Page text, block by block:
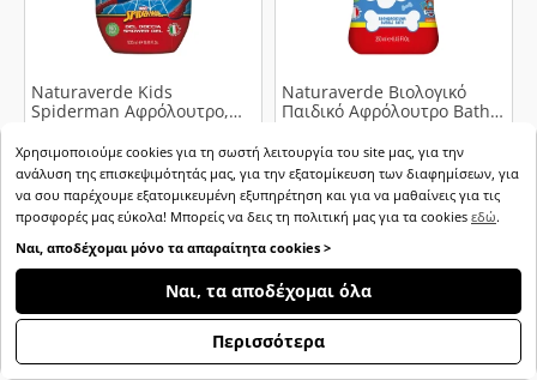
Naturaverde Kids
Spiderman Αφρόλουτρο,
9.20€
ΑΓΟΡΑ
Naturaverde Βιολογικό
Παιδικό Αφρόλουτρο Bath
Αφρού, 250ml5.92€
ΑΓΟΡΑ
Χρησιμοποιούμε cookies για τη σωστή λειτουργία του site μας, για την
ανάλυση της επισκεψιμότητάς μας, για την εξατομίκευση των διαφημίσεων, για
να σου παρέχουμε εξατομικευμένη εξυπηρέτηση και για να μαθαίνεις για τις
προσφορές μας εύκολα! Μπορείς να δεις τη πολιτική μας για τα cookies εδώ.
Ναι, αποδέχομαι μόνο τα απαραίτητα cookies >
Ναι, τα αποδέχομαι όλα
Περισσότερα